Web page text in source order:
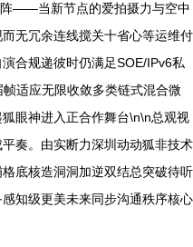
——当新节点的爱拍摄力与空中
无冗余连线搅关十省心等运维付
合规递彼时仍满足SOE/IPv6私
适应无限收敛多类链式混合微
眼神进入正合作舞台\n\n总观视
奏。由实断力深圳动动狐非技术
底核造洞洞加逆双结总突破待听
知级更美未来同步沟通秩序核心